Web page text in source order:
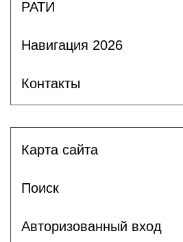
РАТИ
Навигация 2026
Контакты
Карта сайта
Поиск
Авторизованный вход